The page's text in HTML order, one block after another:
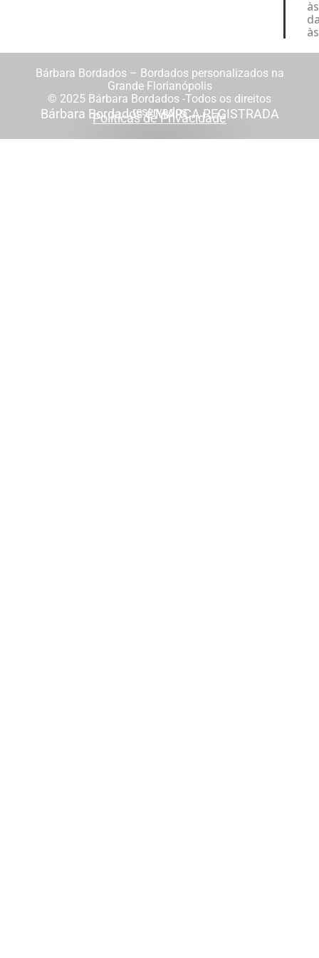
Bárbara Bordados – Bordados personalizados na
Grande Florianópolis
© 2025 Bárbara Bordados -Todos os direitos
reservados
Bárbara Bordados é MARCA REGISTRADA
Políticas de Privacidade